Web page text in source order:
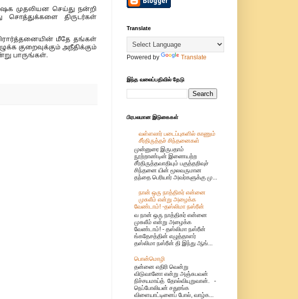
முதலியன செய்து நன்றி
சொத்துக்களை திருடர்கள்
மீதே தங்கள்
குறைவுக்கும் அநீதிக்கும்
பாருங்கள்.
Translate
Powered by Translate
இந்த வலைப்பதிவில் தேடு
பிரபலமான இடுகைகள்
வள்ளலார் படைப்புகளில் காணும்
சீர்திருத்தச் சிந்தனைகள்
முன்னுரை இருபதாம்
நூற்றாண்டின் இணையற்ற
சீர்திருத்தவாதியும் பகுத்தறிவுச்
சிந்தனை யின் மூலவருமான
தந்தை பெரியார் அவர்களுக்கு மு...
நான் ஒரு நாத்திகர் என்னை
முசுலீம் என்று அழைக்க
வேண்டாம்! -தஸ்லிமா நஸ்ரீன்
வ நான் ஒரு நாத்திகர் என்னை
முசுலீம் என்று அழைக்க
வேண்டாம்! - தஸ்லிமா நஸ்ரீன்
ங்கதேசத்தின் எழுத்தாளர்
தஸ்லிமா நஸ்ரீன் தி இந்து ஆங்...
பொன்மொழி
தன்னை எதிரி வென்று
விடுவானோ என்று அஞ்சுபவன்
நிச்சயமாய்த் தோல்வியுறுவான். -
நெப்போலியன் சதுரங்க
விளையாட்டினைப் போல், வாழ்க...